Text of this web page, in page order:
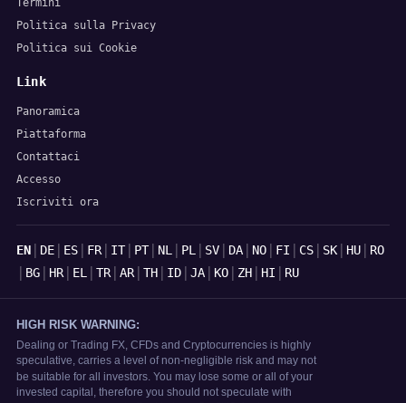
Termini
Politica sulla Privacy
Politica sui Cookie
Link
Panoramica
Piattaforma
Contattaci
Accesso
Iscriviti ora
Lingue
EN| DE| ES| FR| IT| PT| NL | PL | SV| DA| NO| FI | CS| SK| HU| RO
| BG| HR| EL | TR| AR| TH| ID| JA| KO| ZH| HI | RU